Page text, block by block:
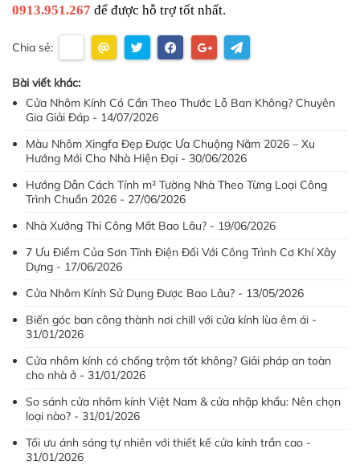
0913.951.267 để được hỗ trợ tốt nhất.
Chia sẻ:
Bài viết khác:
Cửa Nhôm Kính Có Cần Theo Thước Lỗ Ban Không? Chuyên
Gia Giải Đáp - 14/07/2026
Màu Nhôm Xingfa Đẹp Được Ưa Chuộng Năm 2026 – Xu
Hướng Mới Cho Nhà Hiện Đại - 30/06/2026
Hướng Dẫn Cách Tính m² Tường Nhà Theo Từng Loại Công
Trình Chuẩn 2026 - 27/06/2026
Nhà Xưởng Thi Công Mất Bao Lâu? - 19/06/2026
7 Ưu Điểm Của Sơn Tĩnh Điện Đối Với Công Trình Cơ Khí Xây
Dựng - 17/06/2026
Cửa Nhôm Kính Sử Dụng Được Bao Lâu? - 13/05/2026
Biến góc ban công thành nơi chill với cửa kính lùa êm ái -
31/01/2026
Cửa nhôm kính có chống trộm tốt không? Giải pháp an toàn
cho nhà ở - 31/01/2026
So sánh cửa nhôm kính Việt Nam & cửa nhập khẩu: Nên chọn
loại nào? - 31/01/2026
Tối ưu ánh sáng tự nhiên với thiết kế cửa kính trần cao -
31/01/2026